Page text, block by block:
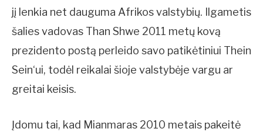
jį lenkia net dauguma Afrikos valstybių. Ilgametis
šalies vadovas Than Shwe 2011 metų kovą
prezidento postą perleido savo patikėtiniui Thein
Sein‘ui, todėl reikalai šioje valstybėje vargu ar
greitai keisis.
Įdomu tai, kad Mianmaras 2010 metais pakeitė